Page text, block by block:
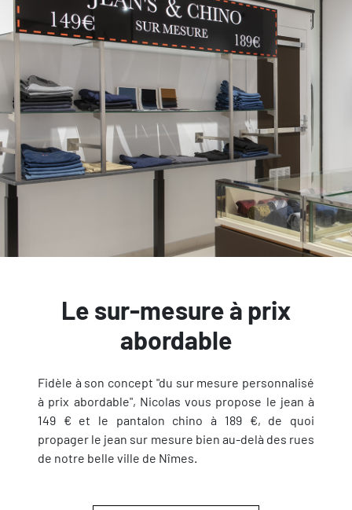
Le sur-mesure à prix
abordable
Fidèle à son concept "du sur mesure personnalisé
à prix abordable", Nicolas vous propose le jean à
149 € et le pantalon chino à 189 €, de quoi
propager le jean sur mesure bien au-delà des rues
de notre belle ville de Nîmes.